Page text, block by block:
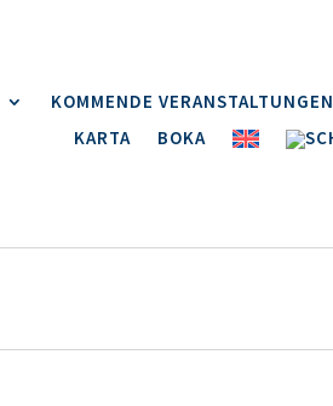
KOMMENDE VERANSTALTUNGEN
KARTA
BOKA